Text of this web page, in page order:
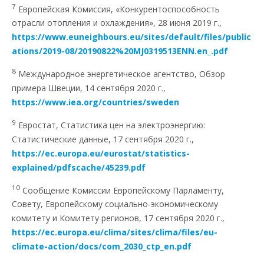
7 Европейская Комиссия, «Конкурентоспособность
отрасли отопления и охлаждения», 28 июня 2019 г.,
https://www.euneighbours.eu/sites/default/files/public
ations/2019-08/20190822%20MJ0319513ENN.en_.pdf
8 Международное энергетическое агентство, Обзор
примера Швеции, 14 сентября 2020 г.,
https://www.iea.org/countries/sweden
9 Евростат, Статистика цен на электроэнергию:
Статистические данные, 17 сентября 2020 г.,
https://ec.europa.eu/eurostat/statistics-
explained/pdfscache/45239.pdf
10 Сообщение Комиссии Европейскому Парламенту,
Совету, Европейскому социально-экономическому
комитету и Комитету регионов, 17 сентября 2020 г.,
https://ec.europa.eu/clima/sites/clima/files/eu-
climate-action/docs/com_2030_ctp_en.pdf